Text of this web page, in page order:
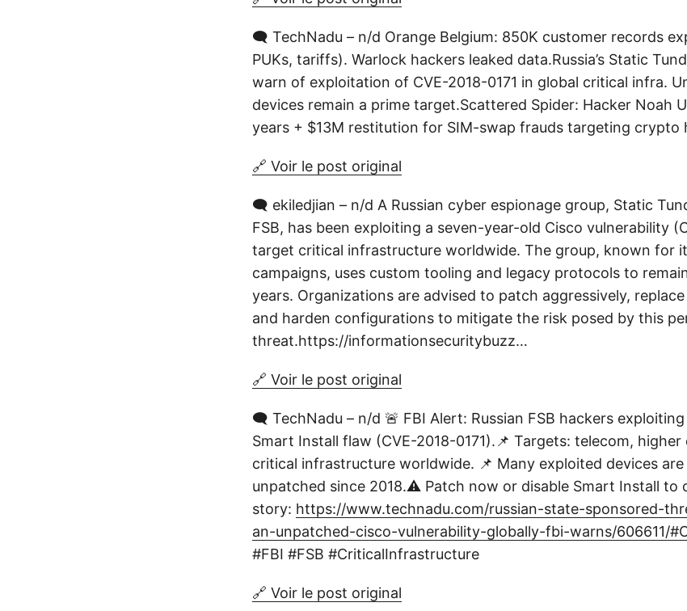
🗨️ TechNadu – n/d Orange Belgium: 850K customer records
PUKs, tariffs). Warlock hackers leaked data.Russia’s Static
warn of exploitation of CVE-2018-0171 in global critical infra.
devices remain a prime target.Scattered Spider: Hacker Noah
years + $13M restitution for SIM-swap frauds targeting crypto
🔗 Voir le post original
🗨️ ekiledjian – n/d A Russian cyber espionage group, Static
FSB, has been exploiting a seven-year-old Cisco vulnerability
target critical infrastructure worldwide. The group, known for
campaigns, uses custom tooling and legacy protocols to
years. Organizations are advised to patch aggressively,
and harden configurations to mitigate the risk posed by this
threat.https://informationsecuritybuzz…
🔗 Voir le post original
🗨️ TechNadu – n/d 🚨 FBI Alert: Russian FSB hackers
Smart Install flaw (CVE-2018-0171).📌 Targets: telecom,
critical infrastructure worldwide. 📌 Many exploited devices
unpatched since 2018.⚠️ Patch now or disable Smart Install to
story: https://www.technadu.com/russian-state-sponsored-
an-unpatched-cisco-vulnerability-globally-fbi-warns/606611/
#FBI #FSB #CriticalInfrastructure
🔗 Voir le post original